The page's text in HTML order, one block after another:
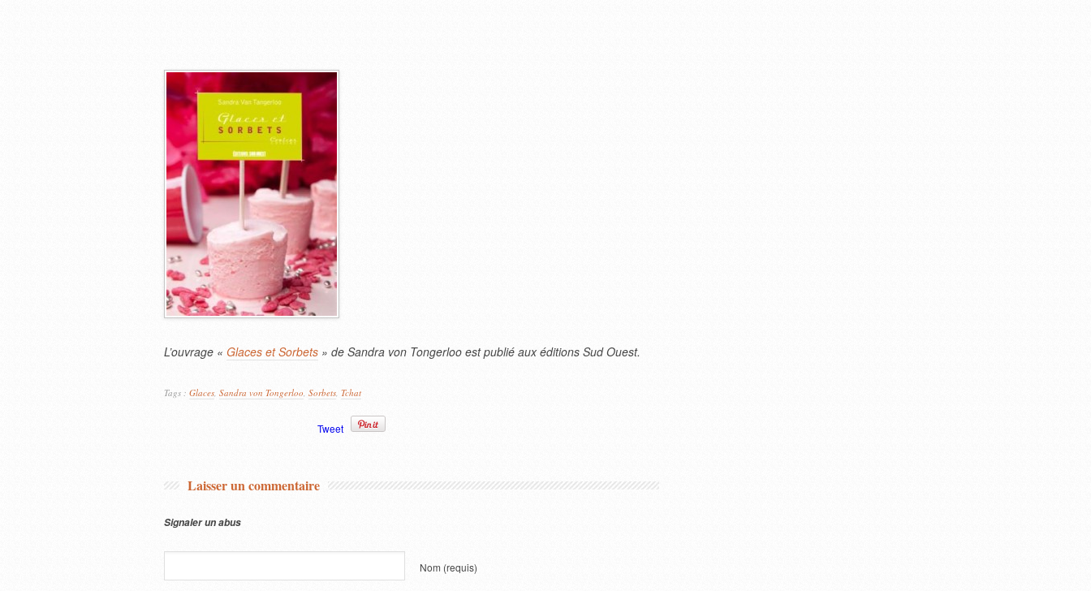
L’ouvrage « Glaces et Sorbets » de Sandra von Tongerloo est publié aux éditions Sud Ouest.
Tags : Glaces, Sandra von Tongerloo, Sorbets, Tchat
Tweet
Laisser un commentaire
Signaler un abus
Nom (requis)